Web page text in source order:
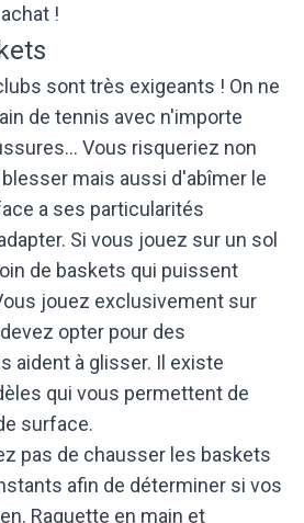
!
sont très exigeants ! On ne
de tennis avec n'importe
Vous risqueriez non
mais aussi d'abîmer le
a ses particularités
Si vous jouez sur un sol
de baskets qui puissent
jouez exclusivement sur
opter pour des
aident à glisser. Il existe
qui vous permettent de
surface.
pas de chausser les baskets
afin de déterminer si vos
Raquette en main et